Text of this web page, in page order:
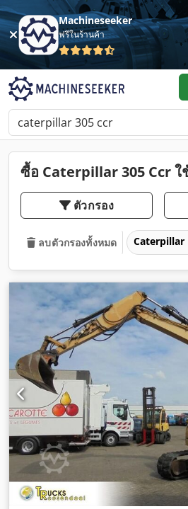
Machineseeker
ฟรีในร้านค้า
ซื้อ Caterpillar 305 Ccr ใ
ตัวกรอง
ลบตัวกรองทั้งหมด Caterpillar